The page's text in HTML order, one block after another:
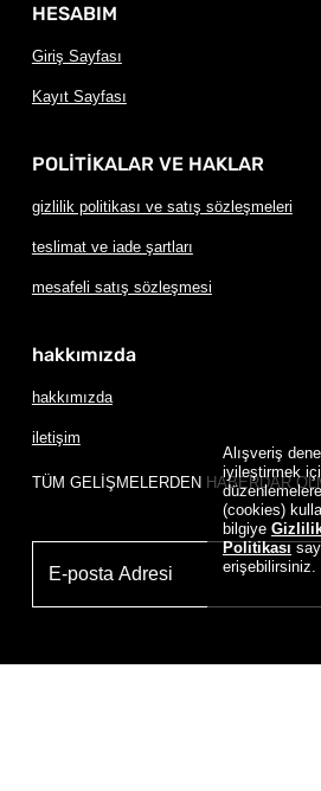
Alışveriş
iyileştirmek
(cookies)
bilgiye
Politikası
erişebilirsiniz.
HESABIM
Giriş Sayfası
Kayıt Sayfası
POLİTİKALAR VE HAKLAR
gizlilik politikası ve satış sözleşmeleri
teslimat ve iade şartları
mesafeli satış sözleşmesi
hakkımızda
hakkımızda
iletişim
TÜM GELİŞMELERDEN HABERDAR